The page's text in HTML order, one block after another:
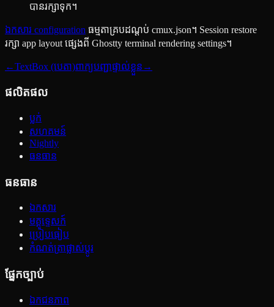
បានរក្សាទុក។
ឯកសារ configuration ធម្មតាគ្របដណ្តប់ cmux.json។ Session restore
រក្សា app layout ផ្សេងពី Ghostty terminal rendering settings។
←TextBox (បេតា)ពាក្យបញ្ជាផ្ទាល់ខ្លួន →
ផលិតផល
ប្លក់
សហគមន៍
Nightly
ធនធាន
ធនធាន
ឯកសារ
មគ្គុទ្ទេសក៍
ប្រៀបធៀប
កំណត់ត្រាផ្លាស់ប្ដូរ
ផ្នែកច្បាប់
ឯកជនភាព